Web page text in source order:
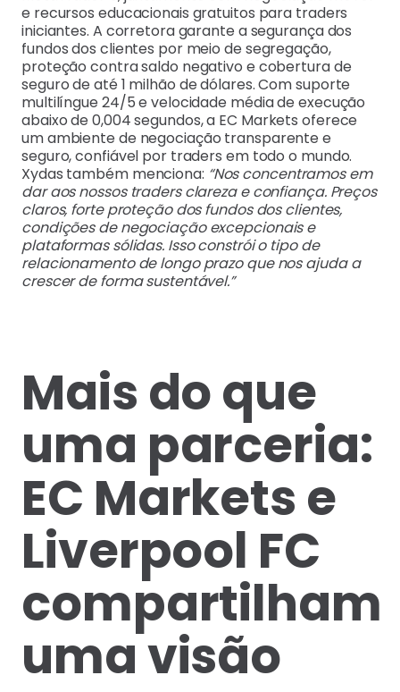
e recursos educacionais gratuitos para traders
iniciantes. A corretora garante a segurança dos
fundos dos clientes por meio de segregação,
proteção contra saldo negativo e cobertura de
seguro de até 1 milhão de dólares. Com suporte
multilíngue 24/5 e velocidade média de execução
abaixo de 0,004 segundos, a EC Markets oferece
um ambiente de negociação transparente e
seguro, confiável por traders em todo o mundo.
Xydas também menciona: “Nos concentramos em
dar aos nossos traders clareza e confiança. Preços
claros, forte proteção dos fundos dos clientes,
condições de negociação excepcionais e
plataformas sólidas. Isso constrói o tipo de
relacionamento de longo prazo que nos ajuda a
crescer de forma sustentável.”
Mais do que
uma parceria:
EC Markets e
Liverpool FC
compartilham
uma visão